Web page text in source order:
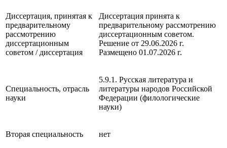
Диссертация, принятая к
предварительному
рассмотрению
диссертационным
советом / диссертация
Диссертация принята к
предварительному рассмотрению
диссертационным советом.
Решение от 29.06.2026 г.
Размещено 01.07.2026 г.
Специальность, отрасль
науки
5.9.1. Русская литература и
литературы народов Российской
Федерации (филологические
науки)
Вторая специальность нет